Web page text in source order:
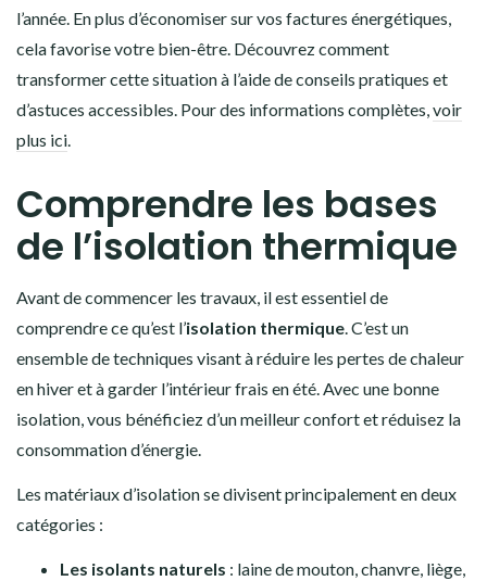
l’année. En plus d’économiser sur vos factures énergétiques,
cela favorise votre bien-être. Découvrez comment
transformer cette situation à l’aide de conseils pratiques et
d’astuces accessibles. Pour des informations complètes,voir
plus ici.
Comprendre les bases
de l’isolation thermique
Avant de commencer les travaux, il est essentiel de
comprendre ce qu’est l’isolation thermique. C’est un
ensemble de techniques visant à réduire les pertes de chaleur
en hiver et à garder l’intérieur frais en été. Avec une bonne
isolation, vous bénéficiez d’un meilleur confort et réduisez la
consommation d’énergie.
Les matériaux d’isolation se divisent principalement en deux
catégories :
Les isolants naturels : laine de mouton, chanvre, liège,